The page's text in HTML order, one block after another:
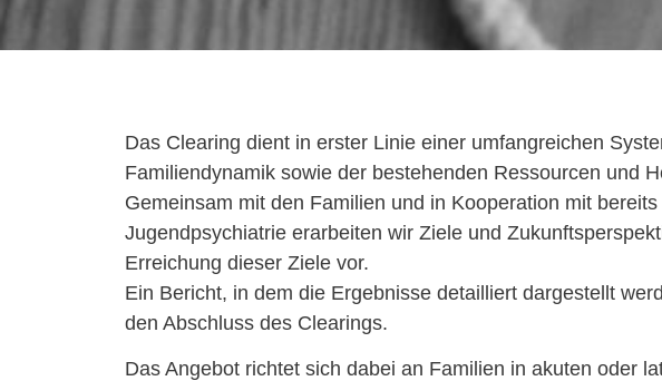
Das Clearing dient in erster Linie einer umfangreichen
Familiendynamik sowie der bestehenden Ressourcen und
Gemeinsam mit den Familien und in Kooperation mit
Jugendpsychiatrie erarbeiten wir Ziele und
Erreichung dieser Ziele vor.
Ein Bericht, in dem die Ergebnisse detailliert dargestellt
den Abschluss des Clearings.
Das Angebot richtet sich dabei an Familien in akuten oder